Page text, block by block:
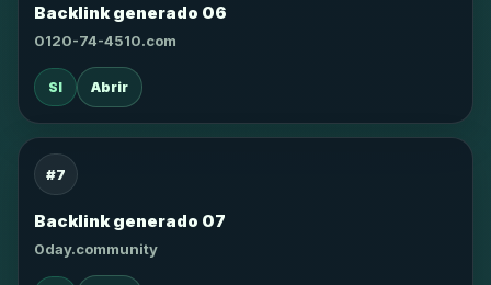
Backlink generado 06
0120-74-4510.com
SI Abrir
#7
Backlink generado 07
0day.community